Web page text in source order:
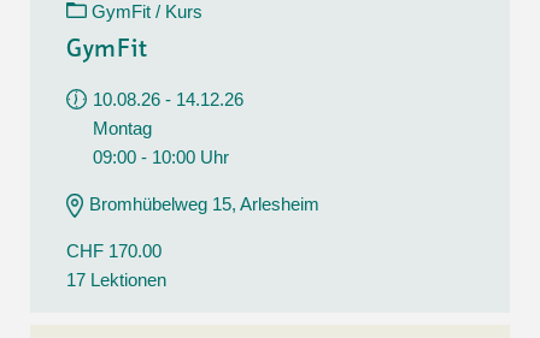
GymFit / Kurs
GymFit
10.08.26 - 14.12.26
Montag
09:00 - 10:00 Uhr
Bromhübelweg 15, Arlesheim
CHF 170.00
17 Lektionen